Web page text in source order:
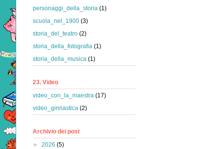
personaggi_della_storia (1)
scuola_nel_1900 (3)
storia_del_teatro (2)
storia_della_fotografia (1)
storia_della_musica (1)
23. Video
video_con_la_maestra (17)
video_ginnastica (2)
Archivio dei post
► 2026 (5)